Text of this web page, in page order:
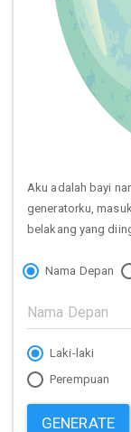
Aku adalah bayi
generatorku,
belakang yang
Nama Depan
Laki-laki
Perempuan
GENERATE